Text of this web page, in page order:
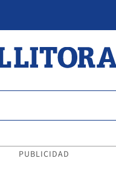
PUBLICIDAD